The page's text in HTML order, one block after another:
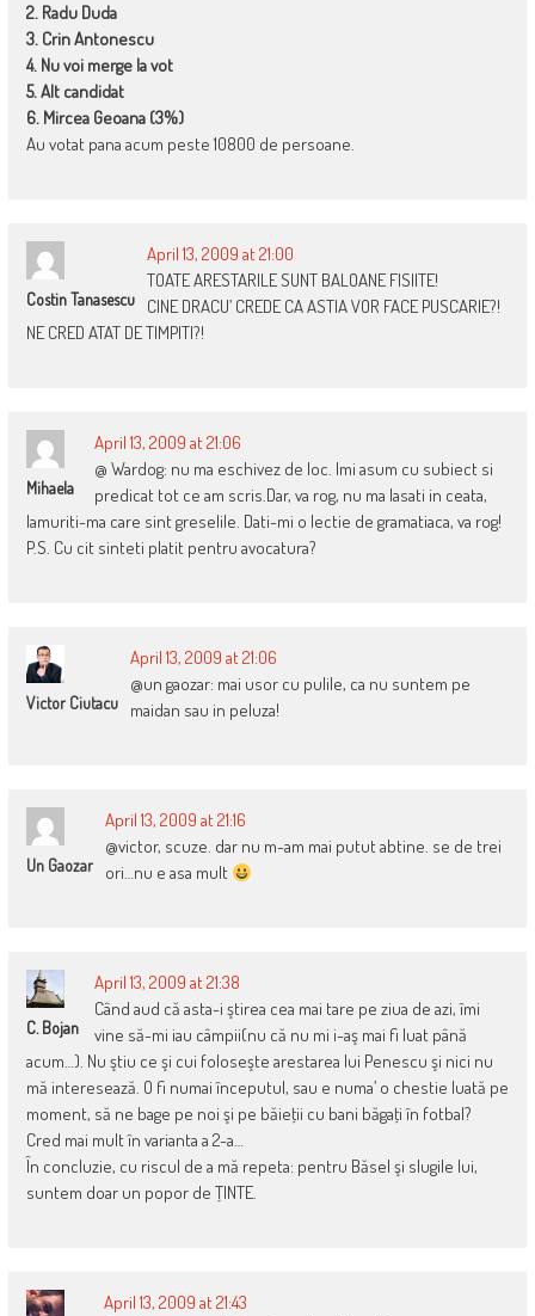
2. Radu Duda
3. Crin Antonescu
4. Nu voi merge la vot
5. Alt candidat
6. Mircea Geoana (3%)
Au votat pana acum peste 10800 de persoane.
Costin Tanasescu
April 13, 2009 at 21:00
TOATE ARESTARILE SUNT BALOANE FISIITE!
CINE DRACU’ CREDE CA ASTIA VOR FACE PUSCARIE?!
NE CRED ATAT DE TIMPITI?!
Mihaela
April 13, 2009 at 21:06
@ Wardog: nu ma eschivez de loc. Imi asum cu subiect si
predicat tot ce am scris.Dar, va rog, nu ma lasati in ceata,
lamuriti-ma care sint greselile. Dati-mi o lectie de gramatiaca, va rog!
P.S. Cu cit sinteti platit pentru avocatura?
Victor Ciutacu
April 13, 2009 at 21:06
@un gaozar: mai usor cu pulile, ca nu suntem pe
maidan sau in peluza!
Un Gaozar
April 13, 2009 at 21:16
@victor, scuze. dar nu m-am mai putut abtine. se de trei
ori…nu e asa mult
C. Bojan
April 13, 2009 at 21:38
Când aud că asta-i ştirea cea mai tare pe ziua de azi, îmi
vine să-mi iau câmpii(nu că nu mi i-aş mai fi luat până
acum…). Nu ştiu ce şi cui foloseşte arestarea lui Penescu şi nici nu
mă interesează. O fi numai începutul, sau e numa’ o chestie luată pe
moment, să ne bage pe noi şi pe băieţii cu bani băgaţi în fotbal?
Cred mai mult în varianta a 2-a…
În concluzie, cu riscul de a mă repeta: pentru Băsel şi slugile lui,
suntem doar un popor de ŢINTE.
April 13, 2009 at 21:43